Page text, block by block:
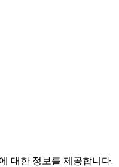
대한 정보를 제공합니다.